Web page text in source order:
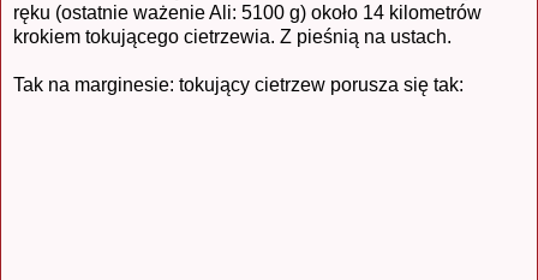
ręku (ostatnie ważenie Ali: 5100 g) około 14 kilometrów
krokiem tokującego cietrzewia. Z pieśnią na ustach.
Tak na marginesie: tokujący cietrzew porusza się tak: